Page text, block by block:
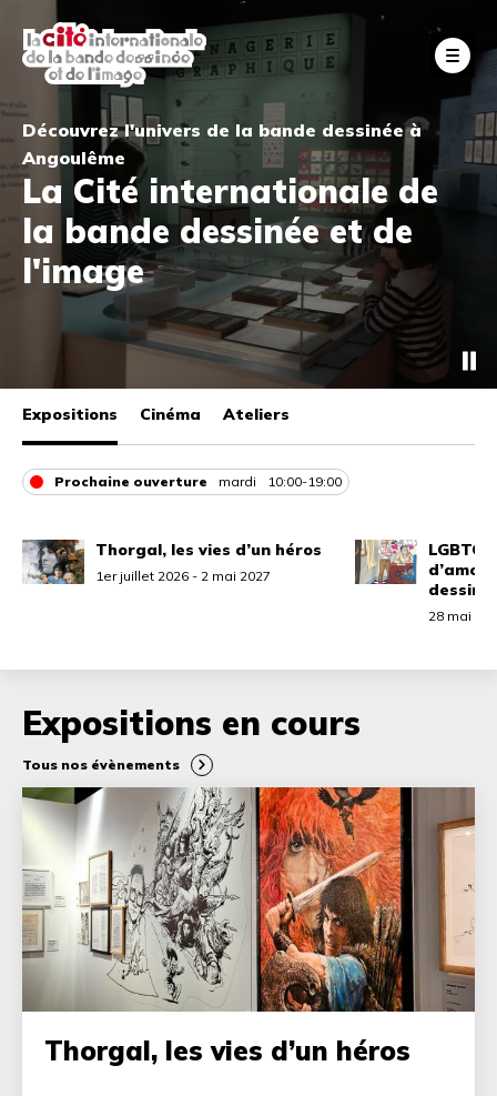
contenu
Découvrez l'univers de la bande dessinée à
Angoulême
La Cité internationale de
la bande dessinée et de
l'image
Expositions Cinéma Ateliers
Prochaine ouverture mardi 10:00-19:00
Thorgal, les vies d’un héros
1er juillet 2026 - 2 mai 2027
28 mai
Expositions en cours
Tous nos évènements
Thorgal, les vies d’un héros